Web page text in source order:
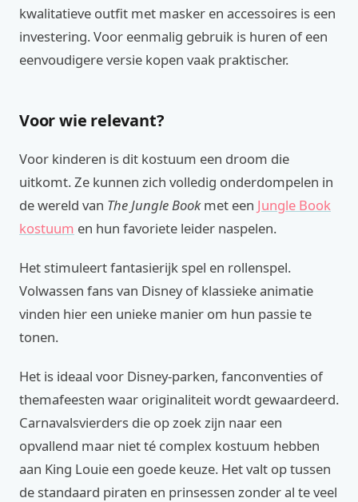
kwalitatieve outfit met masker en accessoires is een
investering. Voor eenmalig gebruik is huren of een
eenvoudigere versie kopen vaak praktischer.
Voor wie relevant?
Voor kinderen is dit kostuum een droom die
uitkomt. Ze kunnen zich volledig onderdompelen in
de wereld van The Jungle Bookmet een Jungle Book
kostuum en hun favoriete leider naspelen.
Het stimuleert fantasierijk spel en rollenspel.
Volwassen fans van Disney of klassieke animatie
vinden hier een unieke manier om hun passie te
tonen.
Het is ideaal voor Disney-parken, fanconventies of
themafeesten waar originaliteit wordt gewaardeerd.
Carnavalsvierders die op zoek zijn naar een
opvallend maar niet té complex kostuum hebben
aan King Louie een goede keuze. Het valt op tussen
de standaard piraten en prinsessen zonder al te veel